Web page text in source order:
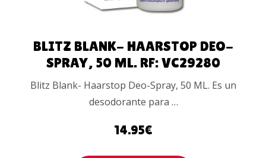
BLITZ BLANK- HAARSTOP DEO-
SPRAY, 50 ML. RF: VC29280
Blitz Blank- Haarstop Deo-Spray, 50 ML. Es un
desodorante para …
14.95€